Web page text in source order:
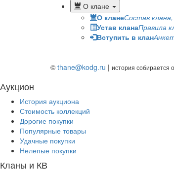
О клане
О кланеСостав
Устав кланаПравила
Вступить в клан
© thane@kodg.ru | история собирается
Аукцион
История аукциона
Стоимость коллекций
Дорогие покупки
Популярные товары
Удачные покупки
Нелепые покупки
Кланы и КВ